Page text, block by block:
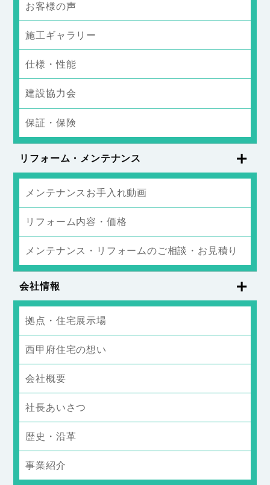
お客様の声
施工ギャラリー
仕様・性能
建設協力会
保証・保険
リフォーム・メンテナンス
メンテナンスお手入れ動画
リフォーム内容・価格
メンテナンス・リフォームのご相談・お見積り
会社情報
拠点・住宅展示場
西甲府住宅の想い
会社概要
社長あいさつ
歴史・沿革
事業紹介